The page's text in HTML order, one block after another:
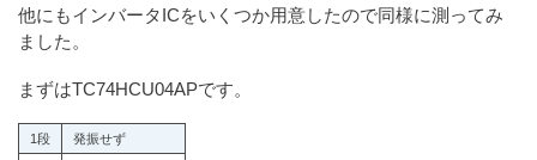
他にもインバータICをいくつか用意したので同様に測ってみ
ました。
まずはTC74HCU04APです。
1段 発振せず